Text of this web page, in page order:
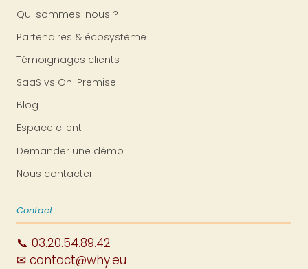
Qui sommes-nous ?
Partenaires & écosystème
Témoignages clients
SaaS vs On-Premise
Blog
Espace client
Demander une démo
Nous contacter
Contact
📞 03.20.54.89.42
✉ contact@why.eu